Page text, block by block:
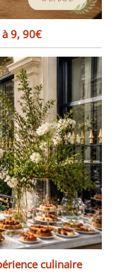
9, 90€
culinaire